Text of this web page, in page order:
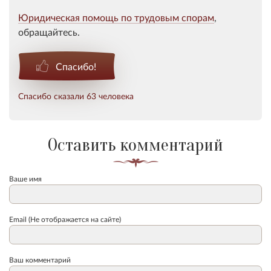
Юридическая помощь по трудовым спорам,
обращайтесь.
Спасибо!
Спасибо сказали 63 человека
Оставить комментарий
Ваше имя
Email (Не отображается на сайте)
Ваш комментарий